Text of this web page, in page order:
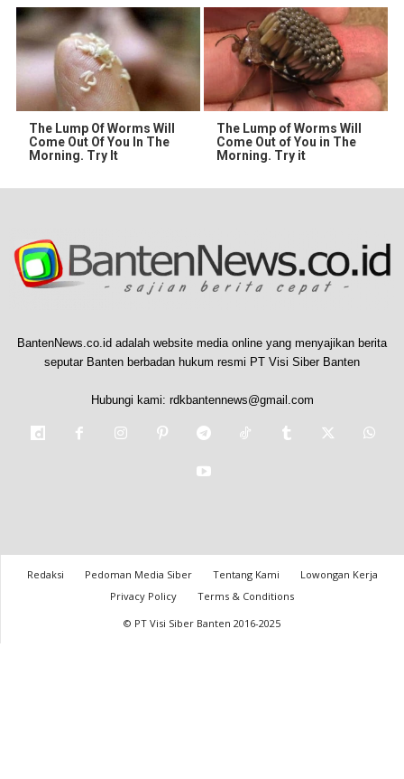
The Lump Of Worms Will
Come Out Of You In The
Morning. Try It
The Lump of Worms Will
Come Out of You in The
Morning. Try it
BantenNews.co.id adalah website media online yang menyajikan berita
seputar Banten berbadan hukum resmi PT Visi Siber Banten
Hubungi kami: rdkbantennews@gmail.com
Redaksi Pedoman Media Siber Tentang Kami
Lowongan Kerja
Privacy Policy
Terms & Conditions
© PT Visi Siber Banten 2016-2025